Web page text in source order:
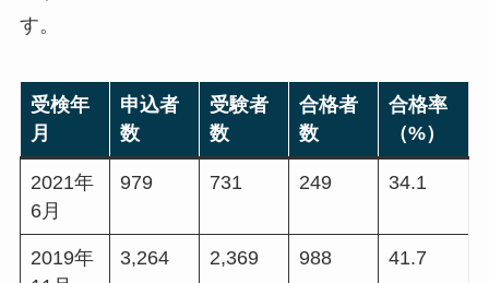
す。
受検年
月
申込者
数
受験者
数
合格者
数
合格率
（%）
2021年
6月
979 731 249 34.1
2019年
3,264 2,369 988 41.7